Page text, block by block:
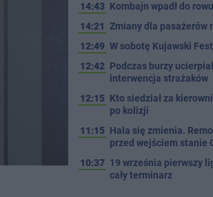
14:43 Kombajn wpadł do
14:21 Zmiany dla pasażerów
12:49 W sobotę Kujawski
12:42 Podczas burzy
interwencja strażaków
12:15 Kto siedział za
po kolizji
11:15 Hala się zmienia.
przed wejściem stanie
10:37 19 września pierwszy
cały terminarz